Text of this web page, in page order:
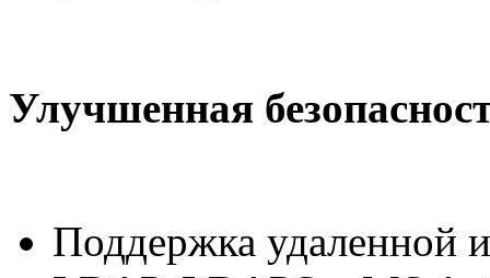
Улучшенная
Поддержка удаленной